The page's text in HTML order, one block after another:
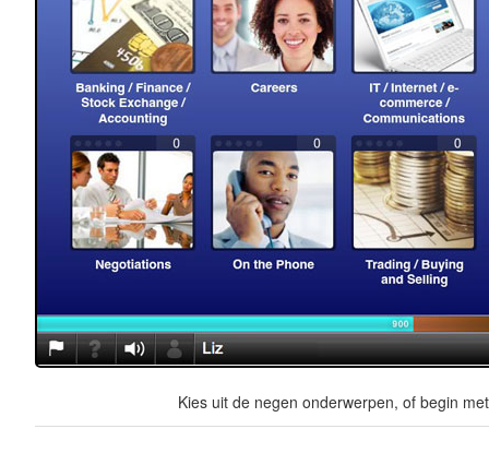
Kies uit de negen onderwerpen, of begin